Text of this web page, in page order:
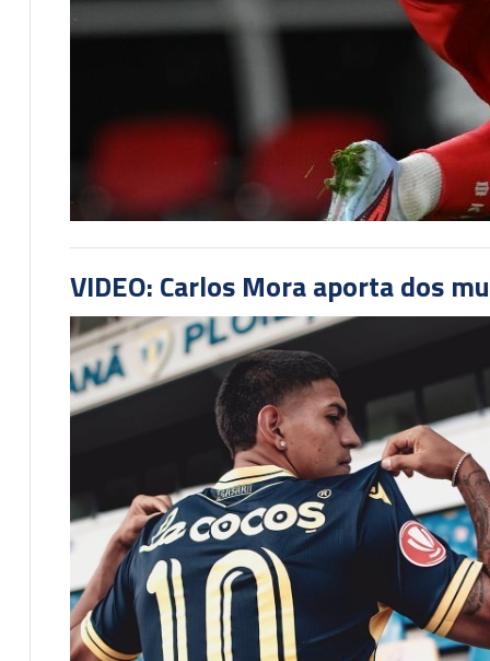
VIDEO: Carlos Mora aporta dos